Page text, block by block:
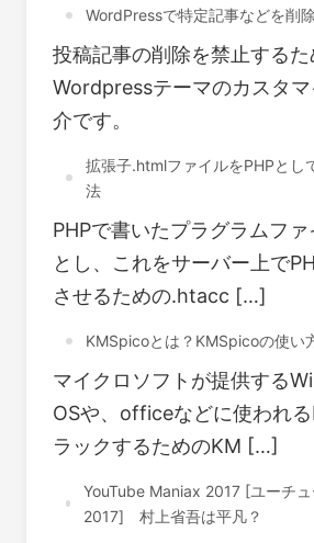
WordPressで特定記事などを削
投稿記事の削除を禁止する
Wordpressテーマのカスタ
介です。
拡張子.htmlファイルをPHPとし
法
PHPで書いたプラグラムフ
とし、これをサーバー上で
させるための.htacc […]
KMSpicoとは？KMSpicoの使い
マイクロソフトが提供する
OSや、officeなどに使われ
ラックするためのKM […]
YouTube Maniax 2017 [ユーチ
2017] 村上省吾は平凡？